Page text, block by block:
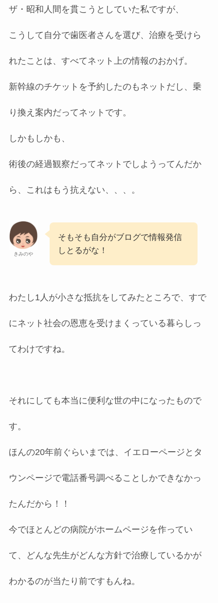
ザ・昭和人間を貫こうとしていた私ですが、
こうして自分で歯医者さんを選び、治療を受けら
れたことは、すべてネット上の情報のおかげ。
新幹線のチケットを予約したのもネットだし、乗
り換え案内だってネットです。
しかもしかも、
術後の経過観察だってネットでしようってんだか
ら、これはもう抗えない、、、。
きみのや
そもそも自分がブログで情報発信
しとるがな！
わたし1人が小さな抵抗をしてみたところで、すで
にネット社会の恩恵を受けまくっている暮らしっ
てわけですね。
それにしても本当に便利な世の中になったもので
す。
ほんの20年前ぐらいまでは、イエローページとタ
ウンページで電話番号調べることしかできなかっ
たんだから！！
今でほとんどの病院がホームページを作ってい
て、どんな先生がどんな方針で治療しているかが
わかるのが当たり前ですもんね。